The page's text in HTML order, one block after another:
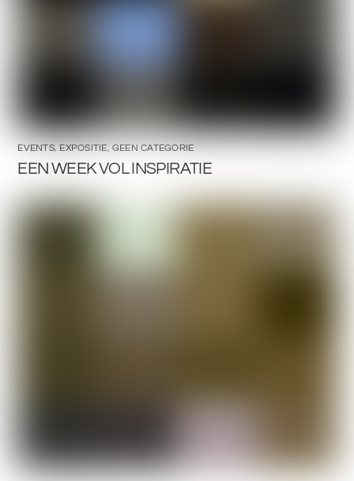
EVENTS, EXPOSITIE, GEEN CATEGORIE
EEN WEEK VOL INSPIRATIE